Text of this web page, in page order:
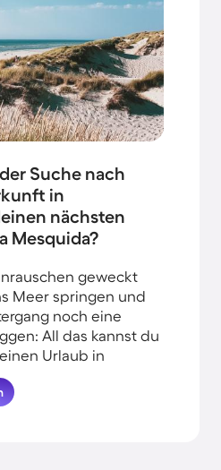
Suche nach
in
nächsten
Mesquida?
geweckt
Meer springen und
noch eine
All das kannst du
Urlaub in
verbringst.
die besten